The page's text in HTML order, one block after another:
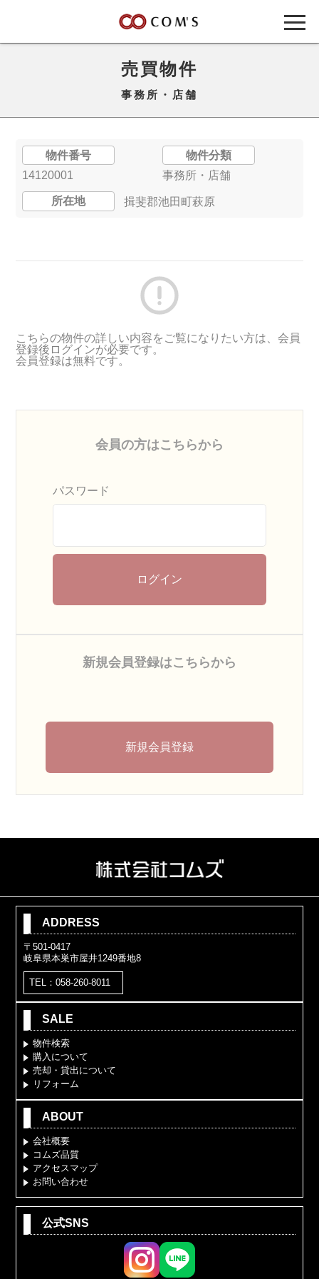
売買物件
事務所・店舗
物件番号
14120001
物件分類
事務所・店舗
所在地 揖斐郡池田町萩原
こちらの物件の詳しい内容をご覧になりたい方は、会員
登録後ログインが必要です。
会員登録は無料です。
会員の方はこちらから
パスワード
ログイン
新規会員登録はこちらから
新規会員登録
ADDRESS
〒501-0417
岐阜県本巣市屋井1249番地8
TEL：058-260-8011
SALE
物件検索
購入について
売却・貸出について
リフォーム
ABOUT
会社概要
コムズ品質
アクセスマップ
お問い合わせ
公式SNS